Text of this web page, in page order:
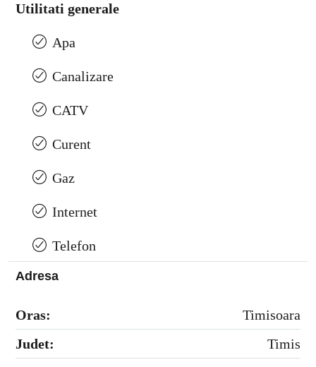
Utilitati generale
Apa
Canalizare
CATV
Curent
Gaz
Internet
Telefon
Adresa
Oras:
Timisoara
Judet:
Timis